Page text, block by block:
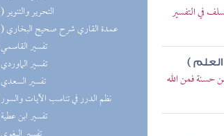
(114) التحرير والتنوير
(104) عمدة القاري شرح صحيح البخاري
(96) تفسير القاسمي
(93) تفسير الماوردي
(89) تفسير السعدي
(84) نظم الدرر في تناسب الآيات والسور
(80) تفسير ابن عطية
في التفسير
العلم )
حسنة فمن الله